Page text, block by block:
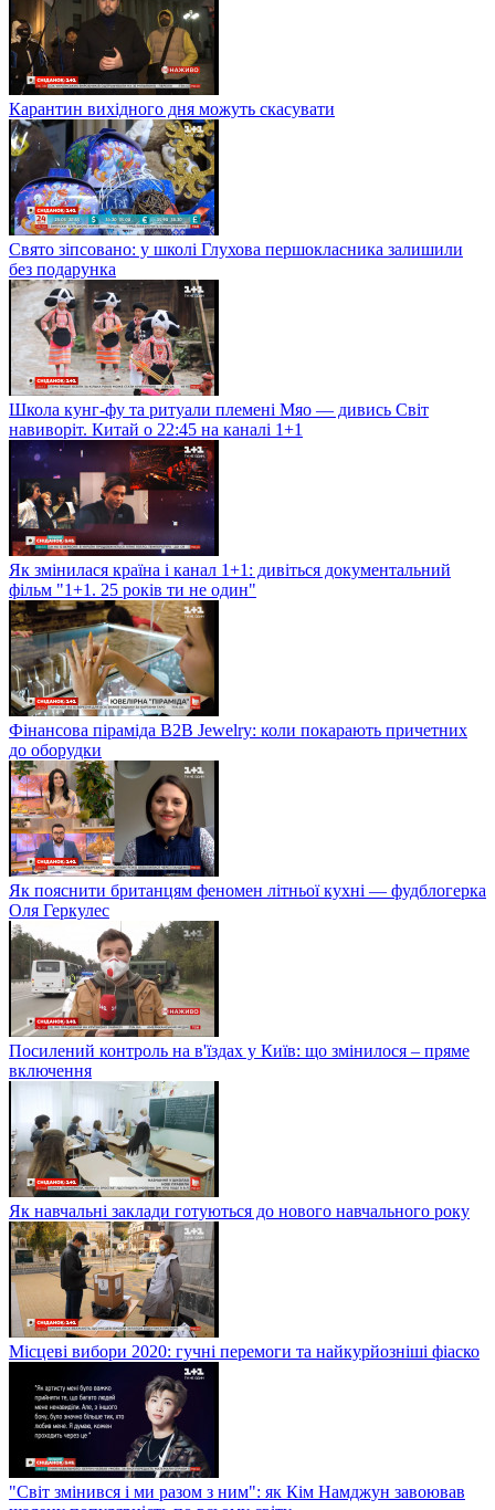
Карантин вихідного дня можуть скасувати
Свято зіпсовано: у школі Глухова першокласника залишили
без подарунка
Школа кунг-фу та ритуали племені Мяо — дивись Світ
навиворіт. Китай о 22:45 на каналі 1+1
Як змінилася країна і канал 1+1: дивіться документальний
фільм "1+1. 25 років ти не один"
Фінансова піраміда B2B Jewelry: коли покарають причетних
до оборудки
Як пояснити британцям феномен літньої кухні — фудблогерка
Оля Геркулес
Посилений контроль на в'їздах у Київ: що змінилося – пряме
включення
Як навчальні заклади готуються до нового навчального року
Місцеві вибори 2020: гучні перемоги та найкурйозніші фіаско
"Світ змінився і ми разом з ним": як Кім Намджун завоював